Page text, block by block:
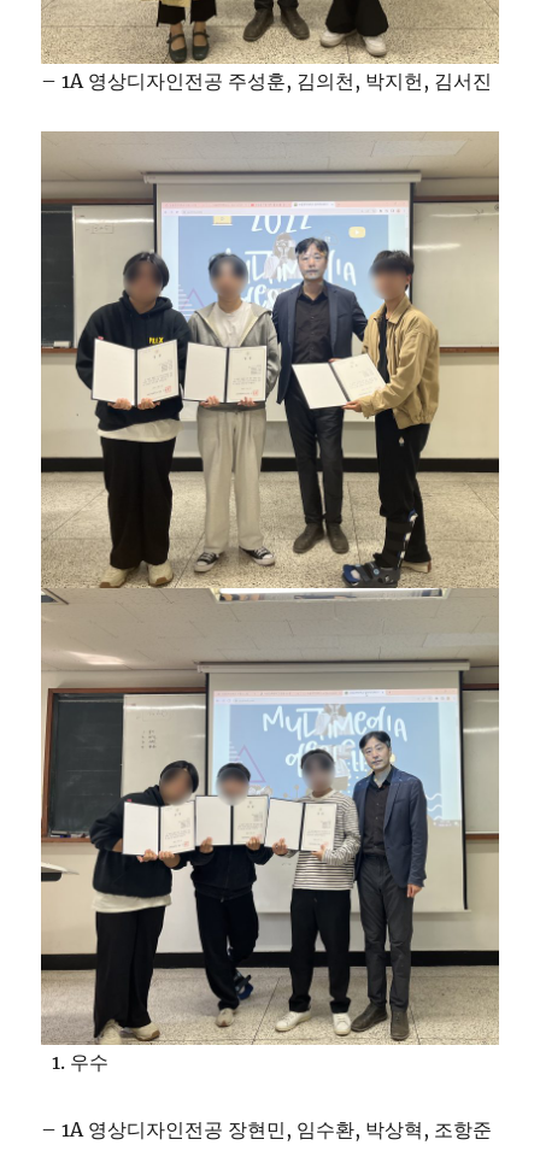
– 1A 영상디자인전공 주성훈, 김의천, 박지헌, 김서진
우수
– 1A 영상디자인전공 장현민, 임수환, 박상혁, 조항준